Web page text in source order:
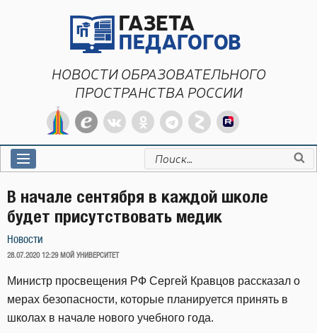
НОВОСТИ ОБРАЗОВАТЕЛЬНОГО
ПРОСТРАНСТВА РОССИИ
Искать:
В начале сентября в каждой школе
будет присутствовать медик
Новости
ОПУБЛИКОВАНО
28.07.2020 12:29 МОЙ УНИВЕРСИТЕТ
Министр просвещения РФ Сергей Кравцов рассказал о
мерах безопасности, которые планируется принять в
школах в начале нового учебного года.